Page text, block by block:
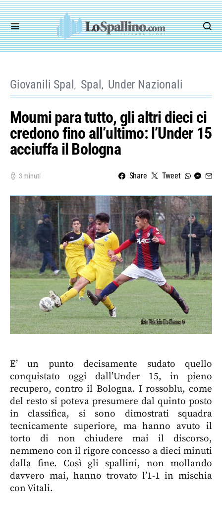
Giovanili Spal Spal Under Nazionali
Moumi para tutto, gli altri dieci ci
credono fino all’ultimo: l’Under 15
acciuffa il Bologna
3 minuti Share Tweet
E’ un punto decisamente sudato quello
conquistato oggi dall’Under 15, in pieno
recupero, contro il Bologna. I rossoblu, come
del resto si poteva presumere dal quinto posto
in classifica, si sono dimostrati squadra
tecnicamente superiore, ma hanno avuto il
torto di non chiudere mai il discorso,
nemmeno con il rigore concesso a dieci minuti
dalla fine. Così gli spallini, non mollando
davvero mai, hanno trovato l’1-1 in mischia
con Vitali.